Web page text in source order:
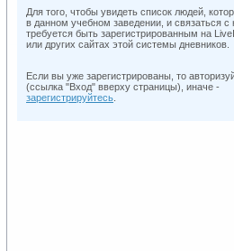
Для того, чтобы увидеть список людей,
в данном учебном заведении, и связаться с
требуется быть зарегистрированным на
или других сайтах этой системы дневников.
Если вы уже зарегистрированы, то
(ссылка "Вход" вверху страницы), иначе -
зарегистрируйтесь